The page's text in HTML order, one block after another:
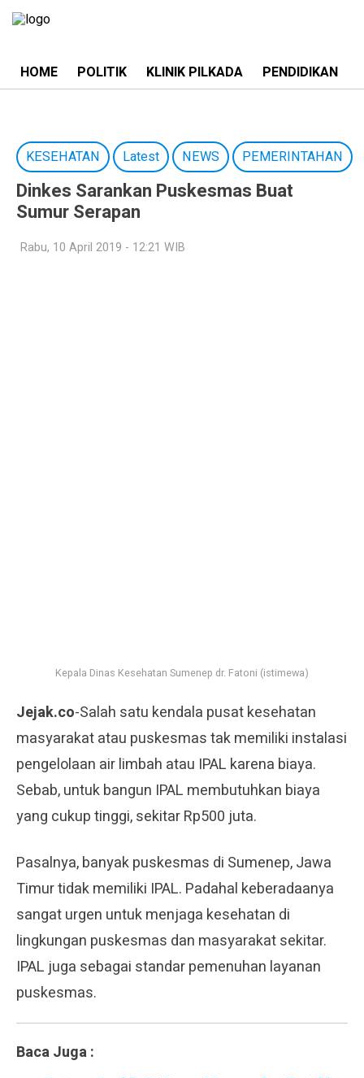
HOME POLITIK KLINIK PILKADA PENDIDIKAN
KESEHATAN Latest NEWS PEMERINTAHAN
Dinkes Sarankan Puskesmas Buat
Sumur Serapan
Rabu, 10 April 2019 - 12:21 WIB
Kepala Dinas Kesehatan Sumenep dr. Fatoni (istimewa)
Jejak.co-Salah satu kendala pusat kesehatan
masyarakat atau puskesmas tak memiliki instalasi
pengelolaan air limbah atau IPAL karena biaya.
Sebab, untuk bangun IPAL membutuhkan biaya
yang cukup tinggi, sekitar Rp500 juta.
Pasalnya, banyak puskesmas di Sumenep, Jawa
Timur tidak memiliki IPAL. Padahal keberadaanya
sangat urgen untuk menjaga kesehatan di
lingkungan puskesmas dan masyarakat sekitar.
IPAL juga sebagai standar pemenuhan layanan
puskesmas.
Baca Juga :